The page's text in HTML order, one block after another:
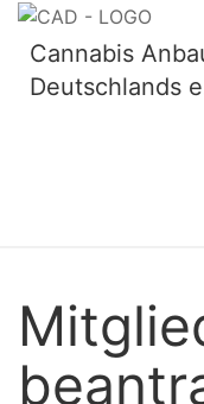
Skip
content
Cannabis
Deutschlands